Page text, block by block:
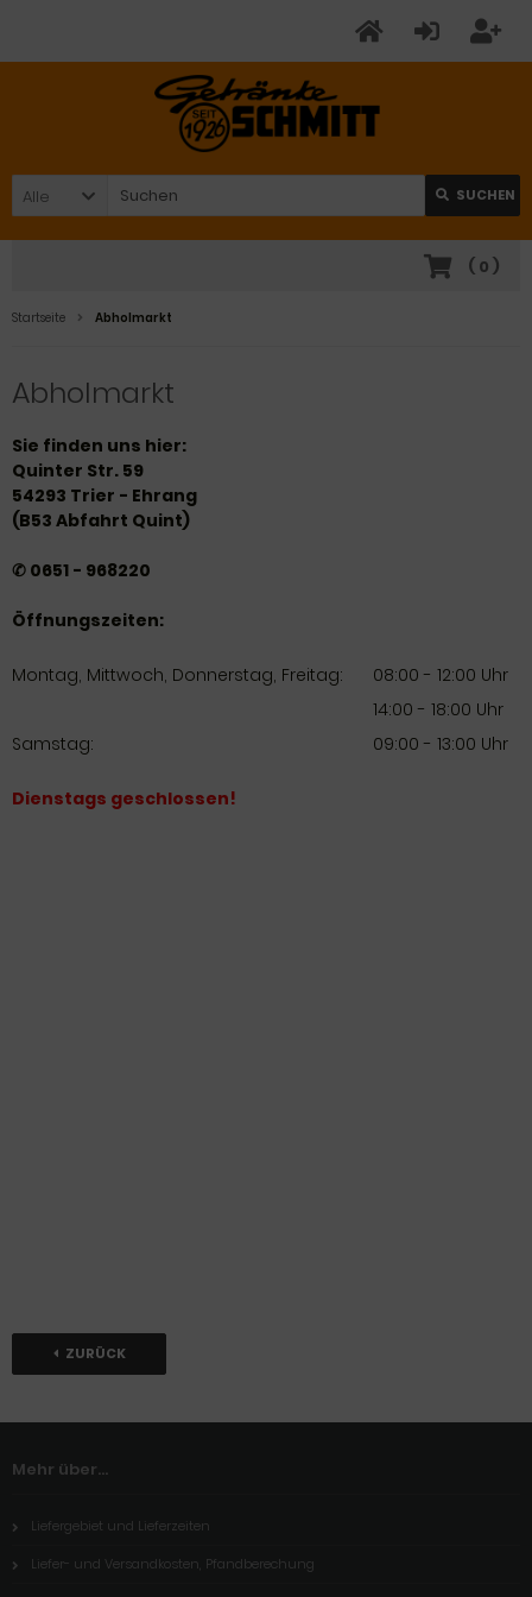
Alle SUCHEN
( 0 )
Startseite Abholmarkt
Abholmarkt
Sie finden uns hier:
Quinter Str. 59
54293 Trier - Ehrang
(B53 Abfahrt Quint)
✆ 0651 - 968220
Öffnungszeiten:
Montag, Mittwoch, Donnerstag, Freitag:
08:00 - 12:00 Uhr
14:00 - 18:00 Uhr
Samstag:
09:00 - 13:00 Uhr
Dienstags geschlossen!
ZURÜCK
Mehr über...
Liefergebiet und Lieferzeiten
Liefer- und Versandkosten, Pfandberechung